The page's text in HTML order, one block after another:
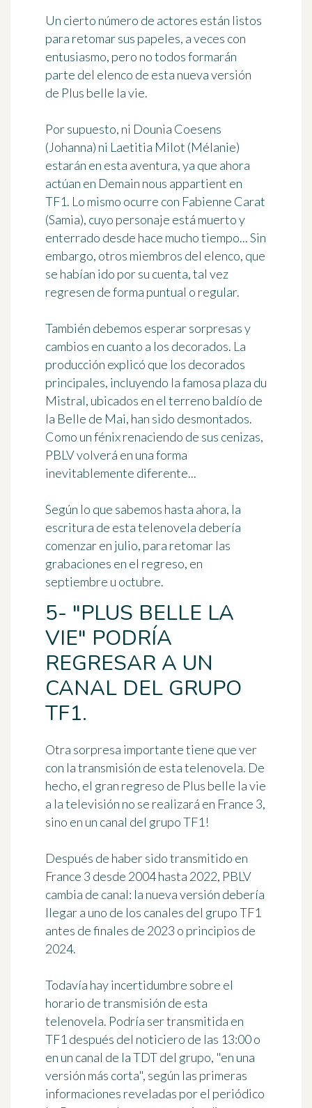
Un cierto número de actores están listos
para retomar sus papeles, a veces con
entusiasmo, pero no todos formarán
parte del elenco de esta nueva versión
de Plus belle la vie.
Por supuesto, ni Dounia Coesens
(Johanna) ni Laetitia Milot (Mélanie)
estarán en esta aventura, ya que ahora
actúan en Demain nous appartient en
TF1. Lo mismo ocurre con Fabienne Carat
(Samia), cuyo personaje está muerto y
enterrado desde hace mucho tiempo... Sin
embargo, otros miembros del elenco, que
se habían ido por su cuenta, tal vez
regresen de forma puntual o regular.
También debemos esperar sorpresas y
cambios en cuanto a los decorados. La
producción explicó que los decorados
principales, incluyendo la famosa plaza du
Mistral, ubicados en el terreno baldío de
la Belle de Mai, han sido desmontados.
Como un fénix renaciendo de sus cenizas,
PBLV volverá en una forma
inevitablemente diferente...
Según lo que sabemos hasta ahora, la
escritura de esta telenovela debería
comenzar en julio, para retomar las
grabaciones en el regreso, en
septiembre u octubre.
5- "PLUS BELLE LA
VIE" PODRÍA
REGRESAR A UN
CANAL DEL GRUPO
TF1.
Otra sorpresa importante tiene que ver
con la transmisión de esta telenovela. De
hecho, el gran regreso de Plus belle la vie
a la televisión no se realizará en France 3,
sino en un canal del grupo TF1 !
Después de haber sido transmitido en
France 3 desde 2004 hasta 2022, PBLV
cambia de canal: la nueva versión debería
llegar a uno de los canales del grupo TF1
antes de finales de 2023 o principios de
2024.
Todavía hay incertidumbre sobre el
horario de transmisión de esta
telenovela. Podría ser transmitida en
TF1 después del noticiero de las 13:00 o
en un canal de la TDT del grupo, "en una
versión más corta", según las primeras
informaciones reveladas por el periódico